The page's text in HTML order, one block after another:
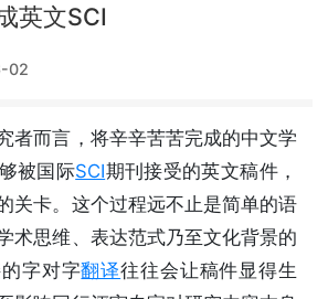
英文SCI
02
者而言，将辛辛苦苦完成的中文学
被国际SCI期刊接受的英文稿件，
关卡。这个过程远不止是简单的语
术思维、表达范式乃至文化背景的
字对字翻译往往会让稿件显得生